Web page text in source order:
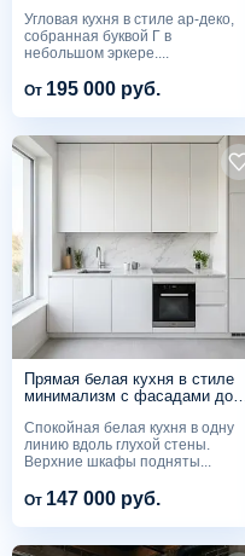
Угловая кухня в стиле ар-деко,
собранная буквой Г в
небольшом эркере....
От 195 000 руб.
Прямая белая кухня в стиле
минимализм с фасадами до
Спокойная белая кухня в одну
линию вдоль глухой стены.
Верхние шкафы подняты...
От 147 000 руб.